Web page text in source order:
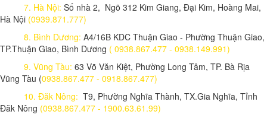
7. Hà Nội: Số nhà 2, Ngõ 312 Kim Giang, Đại Kim, Hoàng Mai,
Hà Nội (0939.871.777)
8. Bình Dương: A4/16B KDC Thuận Giao - Phường Thuận Giao,
TP.Thuận Giao, Bình Dương ( 0938.867.477 - 0938.149.991)
9. Vũng Tàu: 63 Võ Văn Kiệt, Phường Long Tâm, TP. Bà Rịa
Vũng Tàu (0938.867.477 - 0918.867.477)
10. Đăk Nông: T9, Phường Nghĩa Thành, TX.Gia Nghĩa, Tỉnh
Đăk Nông (0938.867.477 - 1900.63.61.99)